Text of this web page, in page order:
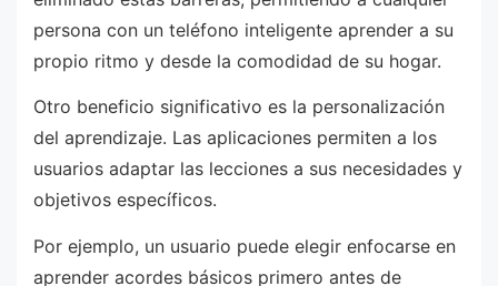
persona con un teléfono inteligente aprender a su
propio ritmo y desde la comodidad de su hogar.
Otro beneficio significativo es la personalización
del aprendizaje. Las aplicaciones permiten a los
usuarios adaptar las lecciones a sus necesidades y
objetivos específicos.
Por ejemplo, un usuario puede elegir enfocarse en
aprender acordes básicos primero antes de